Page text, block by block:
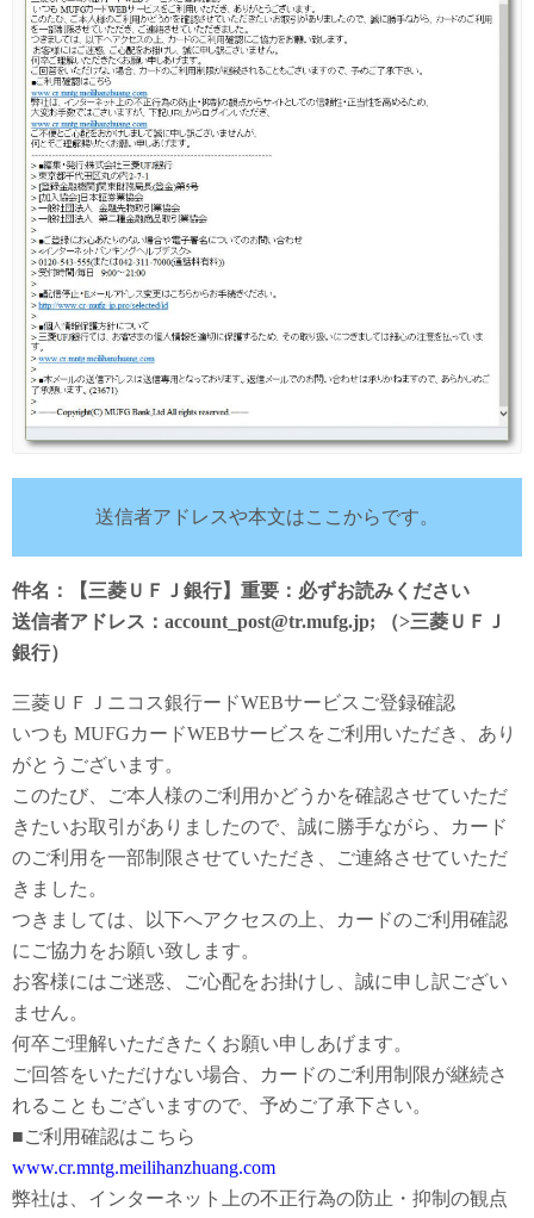
送信者アドレスや本文はここからです。
件名：【三菱ＵＦＪ銀行】重要：必ずお読みください
送信者アドレス：account_post@tr.mufg.jp; （>三菱ＵＦＪ
銀行）
三菱ＵＦＪニコス銀行ードWEBサービスご登録確認
いつも MUFGカードWEBサービスをご利用いただき、あり
がとうございます。
このたび、ご本人様のご利用かどうかを確認させていただ
きたいお取引がありましたので、誠に勝手ながら、カード
のご利用を一部制限させていただき、ご連絡させていただ
きました。
つきましては、以下へアクセスの上、カードのご利用確認
にご協力をお願い致します。
お客様にはご迷惑、ご心配をお掛けし、誠に申し訳ござい
ません。
何卒ご理解いただきたくお願い申しあげます。
ご回答をいただけない場合、カードのご利用制限が継続さ
れることもございますので、予めご了承下さい。
■ご利用確認はこちら
www.cr.mntg.meilihanzhuang.com
弊社は、インターネット上の不正行為の防止・抑制の観点